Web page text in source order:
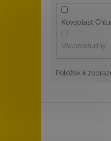
Kovoplast
Všeprostudny
Položek k